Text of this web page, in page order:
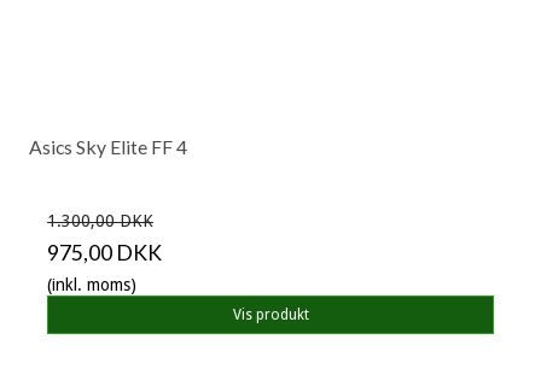
Asics Sky Elite FF 4
1.300,00 DKK
975,00 DKK
(inkl. moms)
Vis produkt